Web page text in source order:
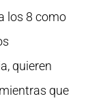
los 8 como
quieren
que